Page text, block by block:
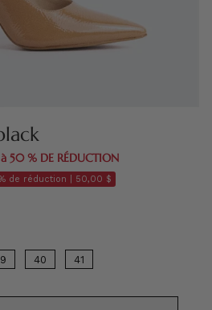
50 % DE RÉDUCTION
de réduction | 50,00 $
40 41